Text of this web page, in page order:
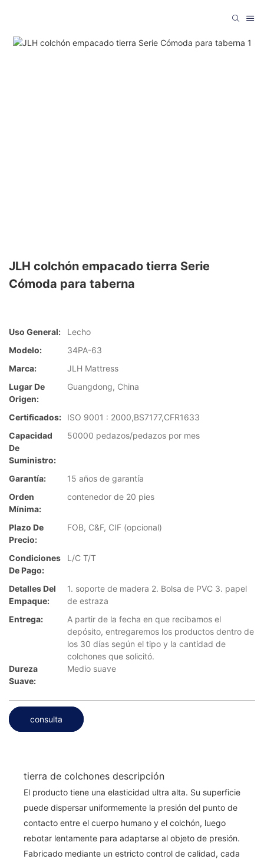
JLH colchón empacado tierra Serie
Cómoda para taberna
Uso General:
Lecho
Modelo:
34PA-63
Marca:
JLH Mattress
Lugar De
Origen:
Guangdong, China
Certificados:
ISO 9001 : 2000,BS7177,CFR1633
Capacidad
De
Suministro:
50000 pedazos/pedazos por mes
Garantía:
15 años de garantía
Orden
Mínima:
contenedor de 20 pies
Plazo De
Precio:
FOB, C&F, CIF (opcional)
Condiciones
De Pago:
L/C T/T
Detalles Del
Empaque:
1. soporte de madera 2. Bolsa de PVC 3. papel
de estraza
Entrega:
A partir de la fecha en que recibamos el
depósito, entregaremos los productos dentro de
los 30 días según el tipo y la cantidad de
colchones que solicitó.
Dureza
Suave:
Medio suave
consulta
tierra de colchones descripción
El producto tiene una elasticidad ultra alta. Su superficie
puede dispersar uniformemente la presión del punto de
contacto entre el cuerpo humano y el colchón, luego
rebotar lentamente para adaptarse al objeto de presión.
Fabricado mediante un estricto control de calidad, cada